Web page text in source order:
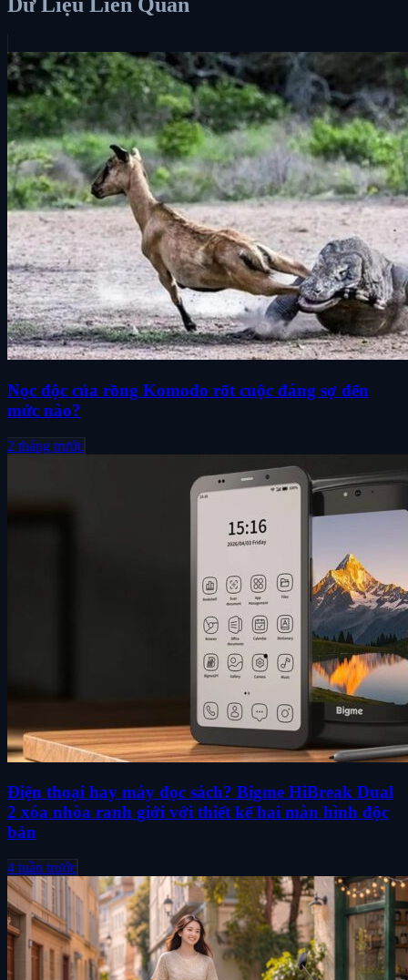
Dữ Liệu Liên Quan
Nọc độc của rồng Komodo rốt cuộc đáng sợ đến
mức nào?
2 tháng trước
Điện thoại hay máy đọc sách? Bigme HiBreak Dual
2 xóa nhòa ranh giới với thiết kế hai màn hình độc
bản
4 tuần trước